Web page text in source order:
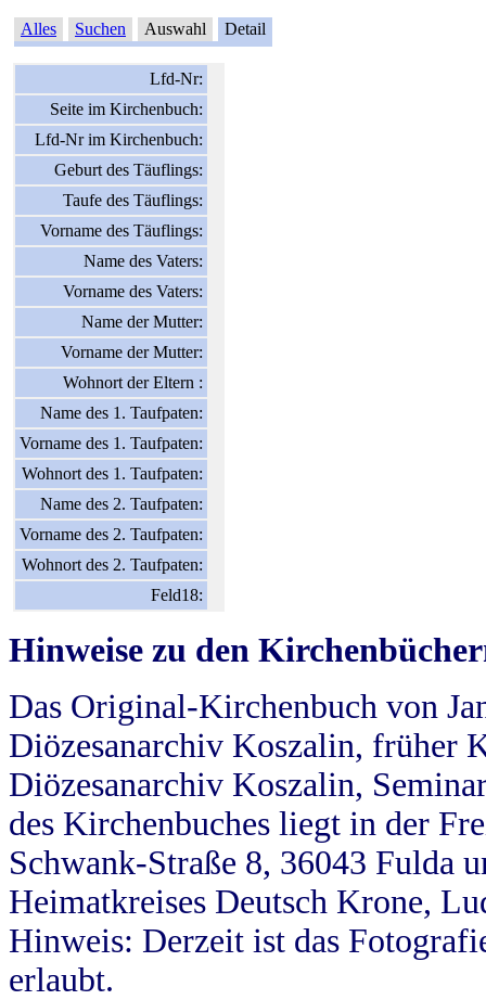
Alles Suchen Auswahl Detail
Lfd-Nr:
Seite im Kirchenbuch:
Lfd-Nr im Kirchenbuch:
Geburt des Täuflings:
Taufe des Täuflings:
Vorname des Täuflings:
Name des Vaters:
Vorname des Vaters:
Name der Mutter:
Vorname der Mutter:
Wohnort der Eltern :
Name des 1. Taufpaten:
Vorname des 1. Taufpaten:
Wohnort des 1. Taufpaten:
Name des 2. Taufpaten:
Vorname des 2. Taufpaten:
Wohnort des 2. Taufpaten:
Feld18:
Hinweise zu den
Das Original-Kirchenbuch von
Diözesanarchiv Koszalin, früher
Diözesanarchiv Koszalin,
des Kirchenbuches liegt in der
Schwank-Straße 8, 36043 Fulda
Heimatkreises Deutsch Krone,
Hinweis: Derzeit ist das
erlaubt.